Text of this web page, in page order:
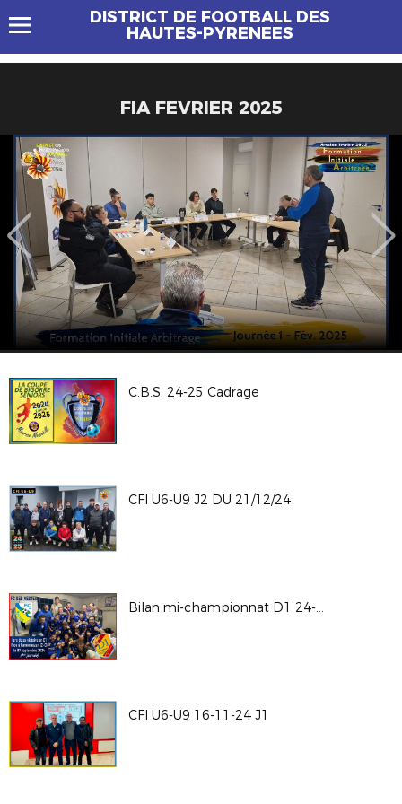
DISTRICT DE FOOTBALL DES
HAUTES-PYRENEES
FIA FEVRIER 2025
C.B.S. 24-25 Cadrage
CFI U6-U9 J2 DU 21/12/24
Bilan mi-championnat D1 24-25
CFI U6-U9 16-11-24 J1